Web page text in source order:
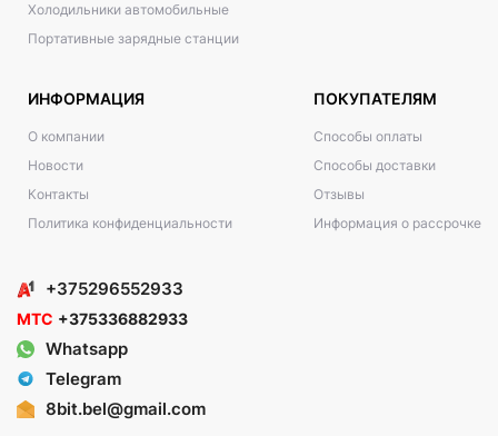
Холодильники автомобильные
Портативные зарядные станции
ИНФОРМАЦИЯ
О компании
Новости
Контакты
Политика конфиденциальности
ПОКУПАТЕЛЯМ
Способы оплаты
Способы доставки
Отзывы
Информация о рассрочке
+375296552933
МТС +375336882933
Whatsapp
Telegram
8bit.bel@gmail.com